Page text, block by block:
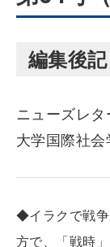
編集後記
ニューズレ
大学国際社
◆イラクで戦争
方で、「戦時